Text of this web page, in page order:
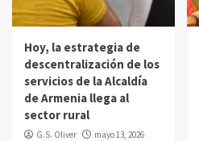
Hoy, la estrategia de
descentralización de los
servicios de la Alcaldía
de Armenia llega al
sector rural
G.S. Oliver mayo 13, 2026